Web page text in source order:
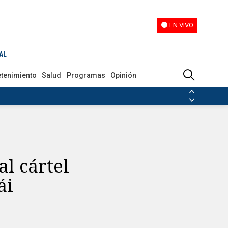
EN VIVO
Salud Programas Opinión
cártel